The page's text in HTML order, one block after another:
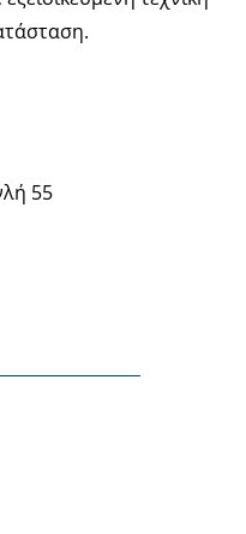
55